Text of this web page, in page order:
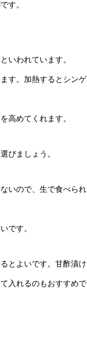
す。
いわれています。
す。加熱するとシンゲ
高めてくれます。
びましょう。
いので、生で食べられ
です。
とよいです。甘酢漬け
入れるのもおすすめで